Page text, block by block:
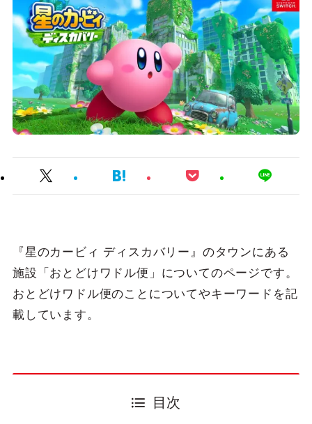
『星のカービィ ディスカバリー』のタウンにある
施設「おとどけワドル便」についてのページです。
おとどけワドル便のことについてやキーワードを記
載しています。
目次